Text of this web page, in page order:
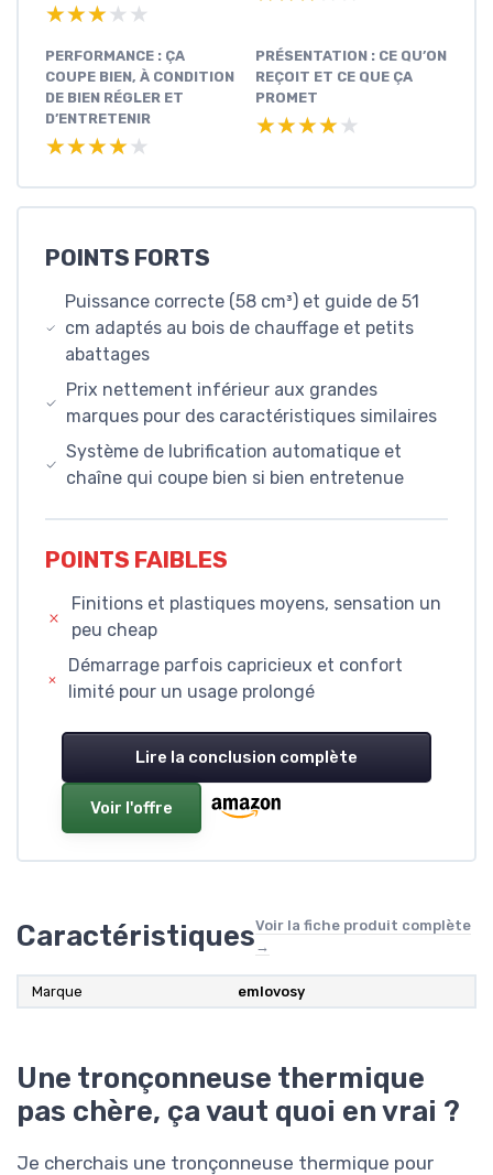
★★★★★
★★★★★
PERFORMANCE : ÇA
COUPE BIEN, À CONDITION
DE BIEN RÉGLER ET
D’ENTRETENIR
★★★★★
★★★★★
PRÉSENTATION : CE QU’ON
REÇOIT ET CE QUE ÇA
PROMET
★★★★★
★★★★★
POINTS FORTS
Puissance correcte (58 cm³) et guide de 51
cm adaptés au bois de chauffage et petits
abattages
Prix nettement inférieur aux grandes
marques pour des caractéristiques similaires
Système de lubrification automatique et
chaîne qui coupe bien si bien entretenue
POINTS FAIBLES
Finitions et plastiques moyens, sensation un
peu cheap
Démarrage parfois capricieux et confort
limité pour un usage prolongé
Lire la conclusion complète
Voir l'offre
CaractéristiquesVoir la fiche produit complète
→
Marque emlovosy
Une tronçonneuse thermique
pas chère, ça vaut quoi en vrai ?
Je cherchais une tronçonneuse thermique pour